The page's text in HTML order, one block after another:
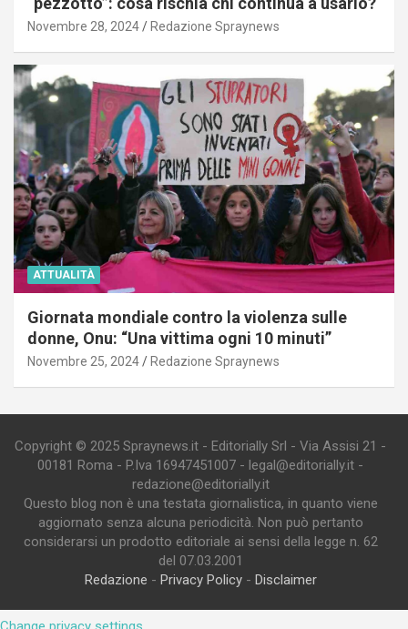
Novembre 28, 2024 Redazione Spraynews
ATTUALITÀ
Giornata mondiale contro la violenza sulle
donne, Onu: “Una vittima ogni 10 minuti”
Novembre 25, 2024 Redazione Spraynews
Copyright © 2025 Spraynews.it - Editorially Srl - Via Assisi 21 -
00181 Roma - P.Iva 16947451007 - legal@editorially.it -
redazione@editorially.it
Questo blog non è una testata giornalistica, in quanto viene
aggiornato senza alcuna periodicità. Non può pertanto
considerarsi un prodotto editoriale ai sensi della legge n. 62
del 07.03.2001
Redazione - Privacy Policy- Disclaimer